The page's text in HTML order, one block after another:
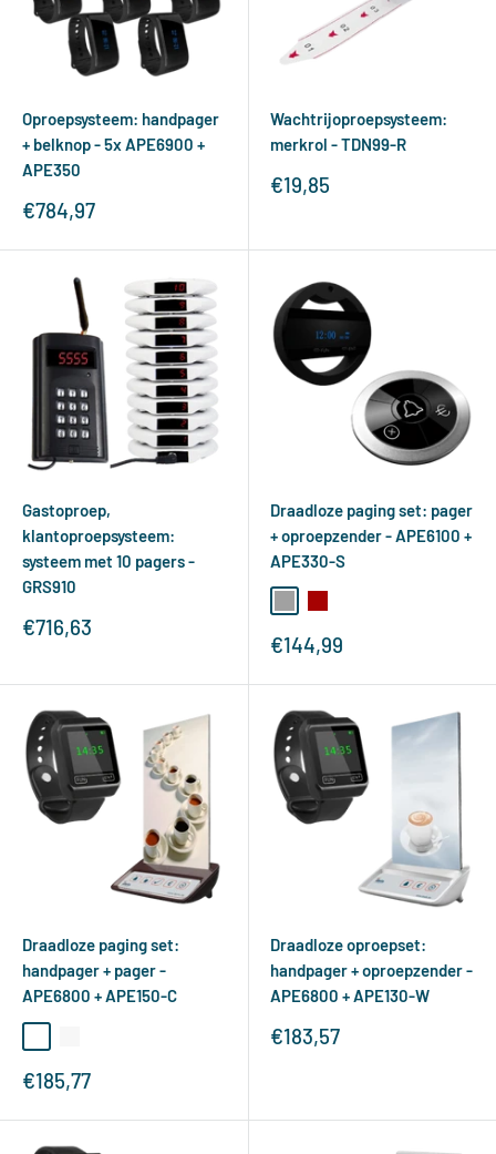
Oproepsysteem: handpager
+ belknop - 5x APE6900 +
APE350
Verkoopprijs
€784,97
Wachtrijoproepsysteem:
merkrol - TDN99-R
Verkoopprijs
€19,85
Gastoproep,
klantoproepsysteem:
systeem met 10 pagers -
GRS910
Verkoopprijs
€716,63
Draadloze paging set: pager
+ oproepzender - APE6100 +
APE330-S
Verkoopprijs
€144,99
Draadloze paging set:
handpager + pager -
APE6800 + APE150-C
Verkoopprijs
€185,77
Draadloze oproepset:
handpager + oproepzender -
APE6800 + APE130-W
Verkoopprijs
€183,57